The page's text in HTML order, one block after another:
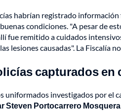
habrían registrado
condiciones. "A pesar de
fue remitido a cuidados
lesiones causadas". La Fiscalía
capturados en
uniformados investigados por el
Steven Portocarrero